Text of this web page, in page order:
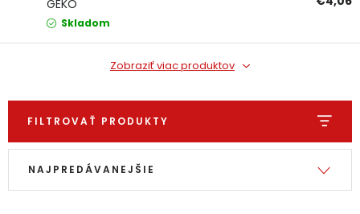
Hodnotenie obchodu
Kontakty
GEKO
Skladom
Zobraziť viac produktov
FILTROVAŤ PRODUKTY
Výpis produktov
Radenie produktov
NAJPREDÁVANEJŠIE